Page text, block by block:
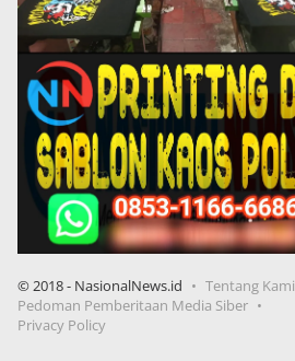
© 2018 - NasionalNews.id
Tentang Kami
Pedoman Pemberitaan Media Siber
Privacy Policy